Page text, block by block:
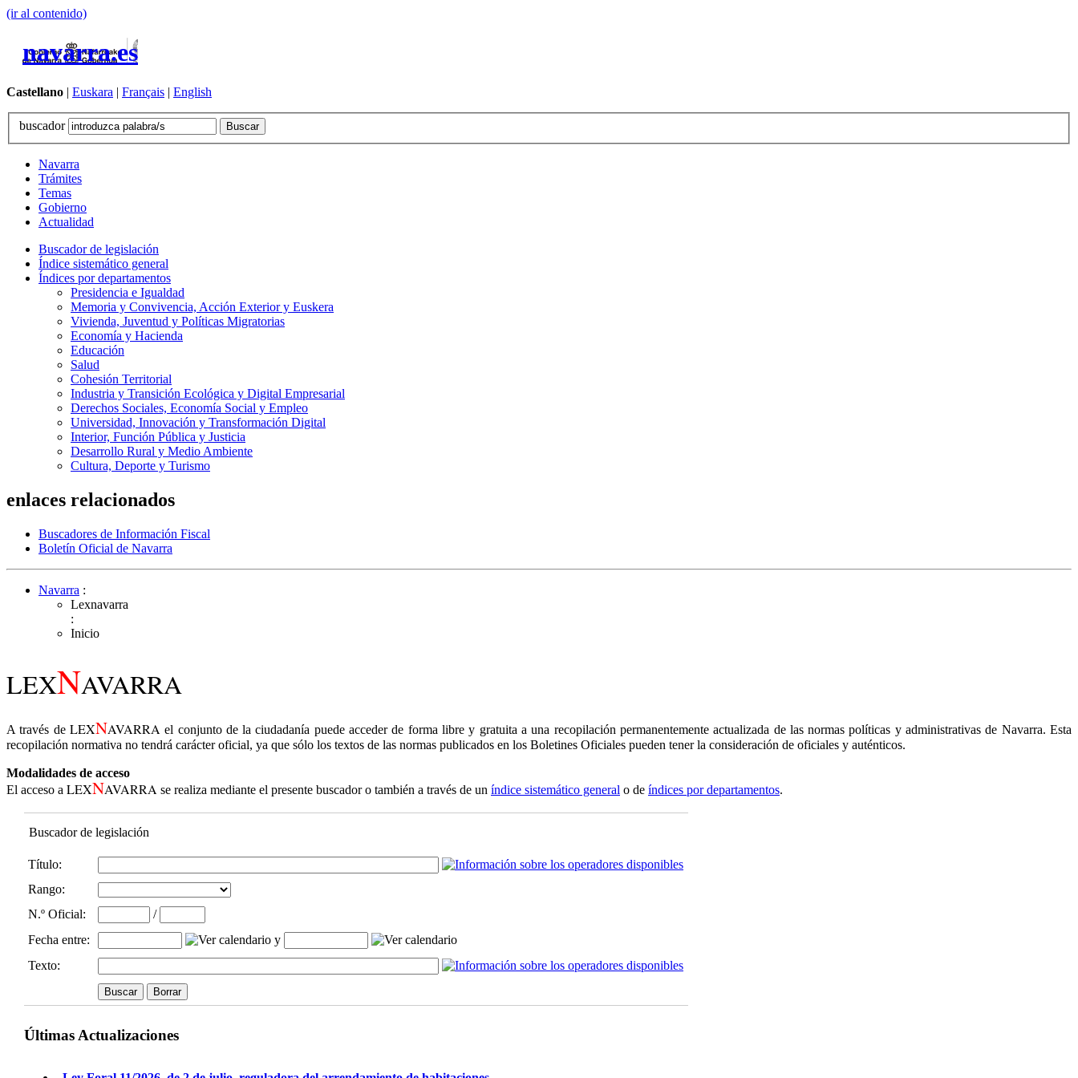
(ir al contenido)
navarra.es
Castellano | Euskara | Français | English
buscador
Navarra
Trámites
Temas
Gobierno
Actualidad
Buscador de legislación
Índice sistemático general
Índices por departamentos
Presidencia e Igualdad
Memoria y Convivencia, Acción Exterior y Euskera
Vivienda, Juventud y Políticas Migratorias
Economía y Hacienda
Educación
Salud
Cohesión Territorial
Industria y Transición Ecológica y Digital Empresarial
Derechos Sociales, Economía Social y Empleo
Universidad, Innovación y Transformación Digital
Interior, Función Pública y Justicia
Desarrollo Rural y Medio Ambiente
Cultura, Deporte y Turismo
enlaces relacionados
Buscadores de Información Fiscal
Boletín Oficial de Navarra
Navarra :
Lexnavarra
:
Inicio
LEXNAVARRA
A través de LEXNAVARRA el conjunto de la ciudadanía puede acceder de forma libre y gratuita a una recopilación permanentemente actualizada de las normas políticas y administrativas de Navarra. Esta
recopilación normativa no tendrá carácter oficial, ya que sólo los textos de las normas publicados en los Boletines Oficiales pueden tener la consideración de oficiales y auténticos.
Modalidades de acceso
El acceso a LEXNAVARRA se realiza mediante el presente buscador o también a través de un índice sistemático general o de índices por departamentos.
Buscador de legislación
Título:
Rango:
N.º Oficial:
/
Fecha entre:
y
Texto:
Últimas Actualizaciones